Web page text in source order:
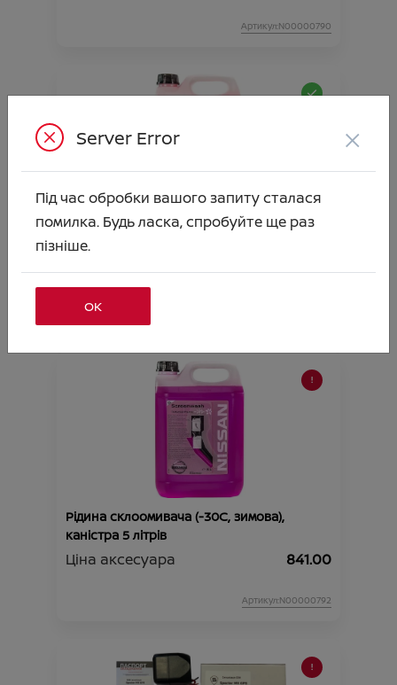
Артикул:N00000790
РІДИНА СКЛООМИВАЧА (Всесезонна-
Антимошка) -20* 5л
Ціна аксесуара 667.00
Рідина склоомивача (-30C, зимова),
каністра 5 літрів
Ціна аксесуара 841.00
Артикул:N00000792
Server Error ×
Під час обробки вашого запиту сталася
помилка. Будь ласка, спробуйте ще раз
пізніше.
ОК